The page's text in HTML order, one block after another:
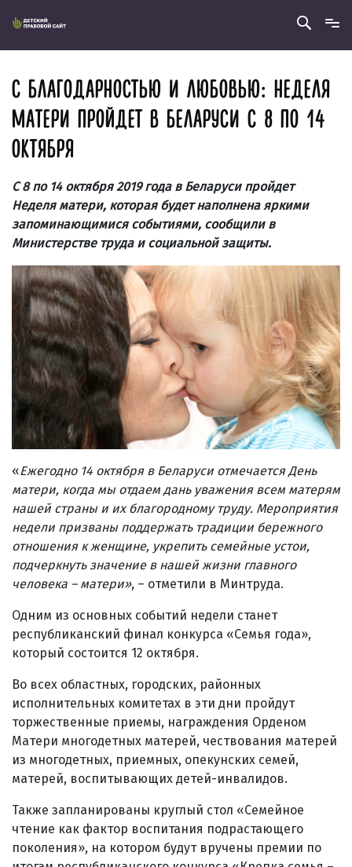
С БЛАГОДАРНОСТЬЮ И ЛЮБОВЬЮ: НЕДЕЛЯ
МАТЕРИ ПРОЙДЕТ В БЕЛАРУСИ С 8 ПО 14
ОКТЯБРЯ
С 8 по 14 октября 2019 года в Беларуси пройдет
Неделя матери, которая будет наполнена яркими
запоминающимися событиями, сообщили в
Министерстве труда и социальной защиты.
«Ежегодно 14 октября в Беларуси отмечается День
матери, когда мы отдаем дань уважения всем матерям
нашей страны и их благородному труду. Мероприятия
недели призваны поддержать традиции бережного
отношения к женщине, укрепить семейные устои,
подчеркнуть значение в нашей жизни главного
человека – матери», – отметили в Минтруда.
Одним из основных событий недели станет
республиканский финал конкурса «Семья года»,
который состоится 12 октября.
Во всех областных, городских, районных
исполнительных комитетах в эти дни пройдут
торжественные приемы, награждения Орденом
Матери многодетных матерей, чествования матерей
из многодетных, приемных, опекунских семей,
матерей, воспитывающих детей-инвалидов.
Также запланированы круглый стол «Семейное
чтение как фактор воспитания подрастающего
поколения», на котором будут вручены премии по